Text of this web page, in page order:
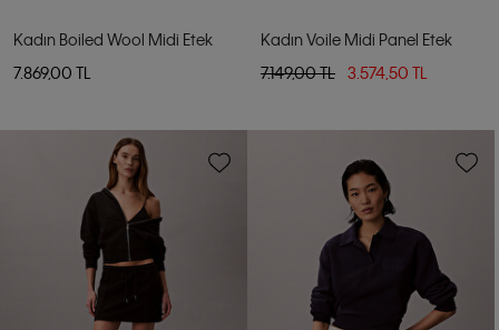
Kadın Boiled Wool Midi Etek
7.869,00 TL
Kadın Voile Midi Panel Etek
7.149,00 TL
3.574,50 TL